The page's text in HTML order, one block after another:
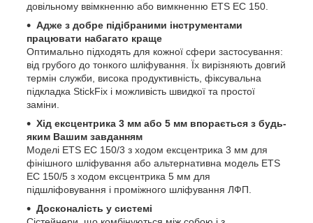
довільному ввімкненню або вимкненню ETS EC 150.
Адже з добре підібраними інструментами
працювати набагато краще
Оптимально підходять для кожної сфери застосування:
від грубого до тонкого шліфування. Їх вирізняють довгий
термін служби, висока продуктивність, фіксувальна
підкладка StickFix і можливість швидкої та простої
заміни.
Хід ексцентрика 3 мм або 5 мм впорається з будь-
яким Вашим завданням
Моделі ETS EC 150/3 з ходом ексцентрика 3 мм для
фінішного шліфування або альтернативна модель ETS
EC 150/5 з ходом ексцентрика 5 мм для
підшліфовування і проміжного шліфування ЛФП.
Досконалість у системі